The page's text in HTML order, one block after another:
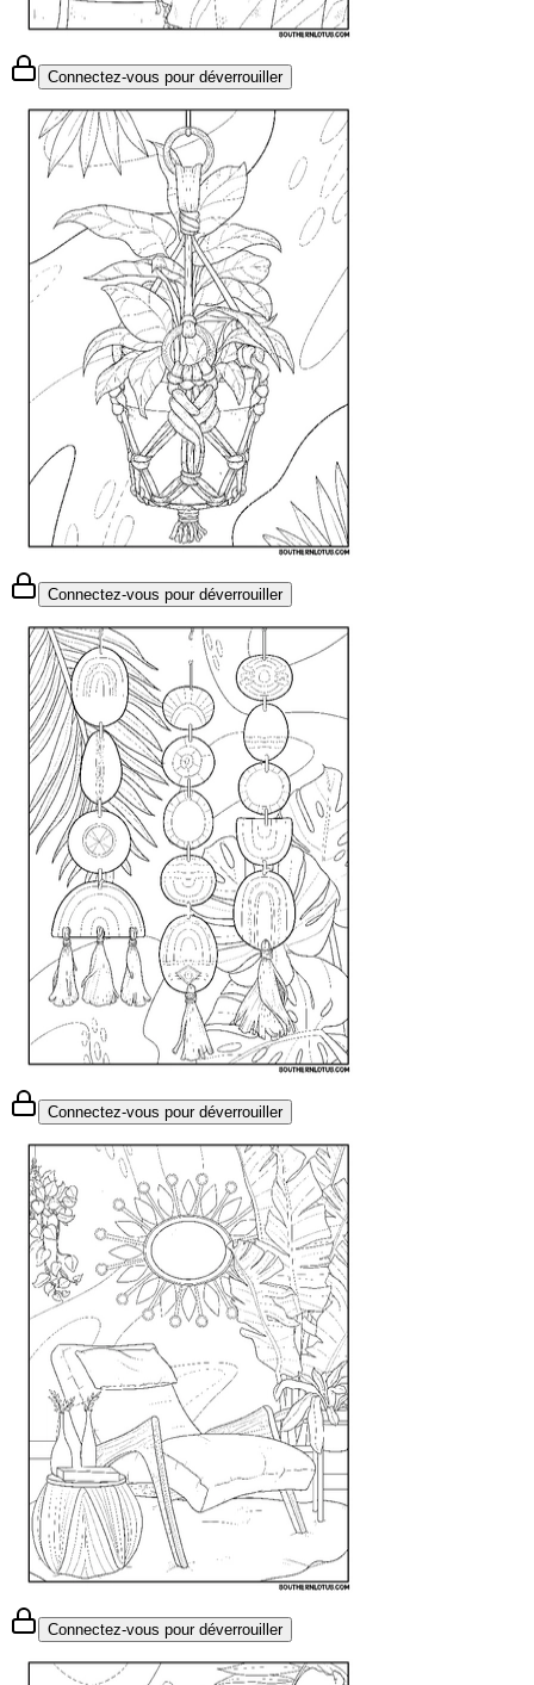
Connectez-vous pour déverrouiller
Connectez-vous pour déverrouiller
Connectez-vous pour déverrouiller
Connectez-vous pour déverrouiller